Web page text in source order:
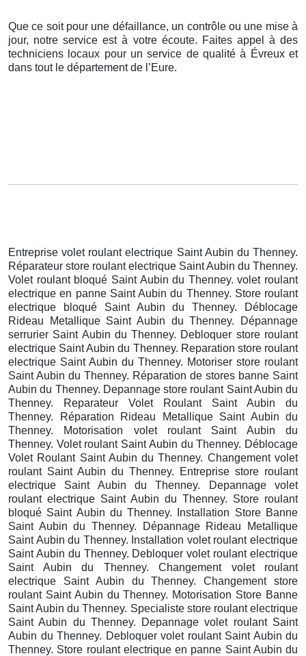
Que ce soit pour une défaillance, un contrôle ou une mise à
jour, notre service est à votre écoute. Faites appel à des
techniciens locaux pour un service de qualité à Évreux et
dans tout le département de l’Eure.
Entreprise volet roulant electrique Saint Aubin du Thenney.
Réparateur store roulant electrique Saint Aubin du Thenney.
Volet roulant bloqué Saint Aubin du Thenney. volet roulant
electrique en panne Saint Aubin du Thenney. Store roulant
electrique bloqué Saint Aubin du Thenney. Déblocage
Rideau Metallique Saint Aubin du Thenney. Dépannage
serrurier Saint Aubin du Thenney. Debloquer store roulant
electrique Saint Aubin du Thenney. Reparation store roulant
electrique Saint Aubin du Thenney. Motoriser store roulant
Saint Aubin du Thenney. Réparation de stores banne Saint
Aubin du Thenney. Depannage store roulant Saint Aubin du
Thenney. Reparateur Volet Roulant Saint Aubin du
Thenney. Réparation Rideau Metallique Saint Aubin du
Thenney. Motorisation volet roulant Saint Aubin du
Thenney. Volet roulant Saint Aubin du Thenney. Déblocage
Volet Roulant Saint Aubin du Thenney. Changement volet
roulant Saint Aubin du Thenney. Entreprise store roulant
electrique Saint Aubin du Thenney. Depannage volet
roulant electrique Saint Aubin du Thenney. Store roulant
bloqué Saint Aubin du Thenney. Installation Store Banne
Saint Aubin du Thenney. Dépannage Rideau Metallique
Saint Aubin du Thenney. Installation volet roulant electrique
Saint Aubin du Thenney. Debloquer volet roulant electrique
Saint Aubin du Thenney. Changement volet roulant
electrique Saint Aubin du Thenney. Changement store
roulant Saint Aubin du Thenney. Motorisation Store Banne
Saint Aubin du Thenney. Specialiste store roulant electrique
Saint Aubin du Thenney. Depannage volet roulant Saint
Aubin du Thenney. Debloquer volet roulant Saint Aubin du
Thenney. Store roulant electrique en panne Saint Aubin du